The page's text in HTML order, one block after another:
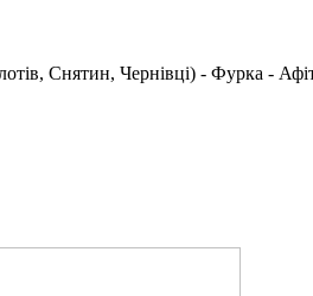
Снятин, Чернівці) - Фурка -